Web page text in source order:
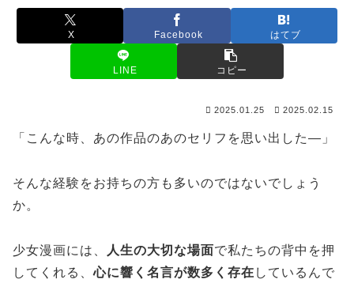
X Facebook はてブ
LINE コピー
2025.01.25 2025.02.15
「こんな時、あの作品のあのセリフを思い出した―」
そんな経験をお持ちの方も多いのではないでしょう
か。
少女漫画には、 人生の大切な場面で私たちの背中を押
してくれる、心に響く名言が数多く存在 しているんで